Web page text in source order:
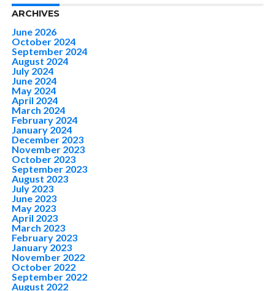
ARCHIVES
June 2026
October 2024
September 2024
August 2024
July 2024
June 2024
May 2024
April 2024
March 2024
February 2024
January 2024
December 2023
November 2023
October 2023
September 2023
August 2023
July 2023
June 2023
May 2023
April 2023
March 2023
February 2023
January 2023
November 2022
October 2022
September 2022
August 2022